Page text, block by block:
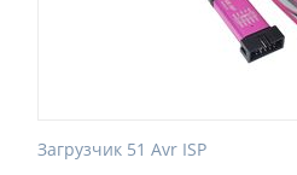
Загрузчик 51 Avr ISP